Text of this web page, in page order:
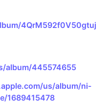
4QrM592f0V50gtuj
album/445574655
us/album/ni-
1689415478